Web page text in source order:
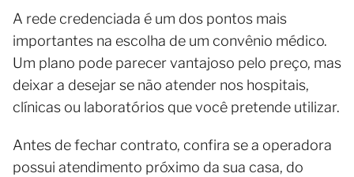
A rede credenciada é um dos pontos mais
importantes na escolha de um convênio médico.
Um plano pode parecer vantajoso pelo preço, mas
deixar a desejar se não atender nos hospitais,
clínicas ou laboratórios que você pretende utilizar.
Antes de fechar contrato, confira se a operadora
possui atendimento próximo da sua casa, do